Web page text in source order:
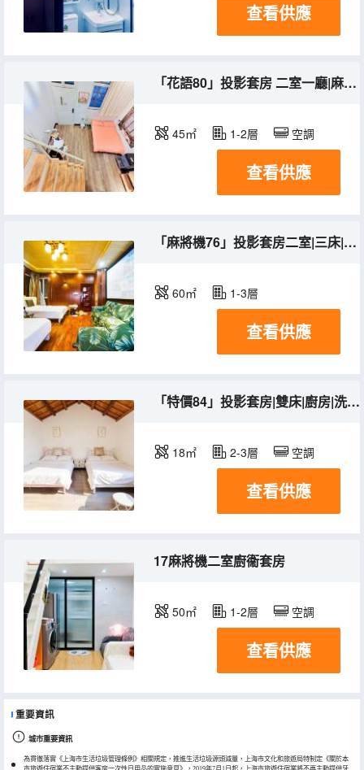
查看供應
「花語80」投影套房 二室一廳|麻將機|廚房|洗衣機
45㎡ 1-2層 空調
查看供應
「麻將機76」投影套房二室|三床|庭院|洗衣機
60㎡ 1-3層
查看供應
「特價84」投影套房|雙床|廚房|洗衣機
18㎡ 2-3層 空調
查看供應
17麻將機二室廚衞套房
50㎡ 1-2層 空調
查看供應
重要資訊
城市重要資訊
為貫徹落實《上海市生活垃圾管理條例》相關規定，推進生活垃圾源頭減量，上海市文化和旅遊局特制定《關於本
市旅遊住宿業不主動提供客房一次性日用品的實施意見》，2019年7月1日起，上海市旅遊住宿業將不再主動提供牙